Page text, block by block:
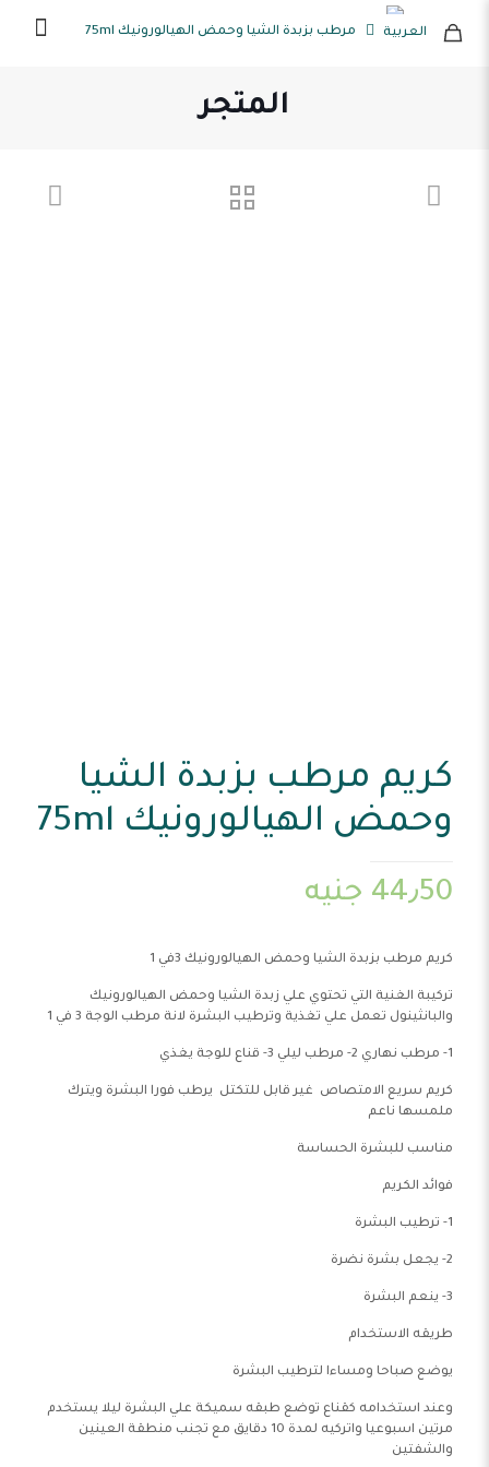
العربية
المتجر
كريم مرطب بزبدة الشيا
وحمض الهيالورونيك 75ml
44٫50 جنيه
كريم مرطب بزبدة الشيا وحمض الهيالورونيك 3في 1
تركيبة الغنية التي تحتوي علي زبدة الشيا وحمض الهيالورونيك
والبانثينول تعمل علي تغذية وترطيب البشرة لانة مرطب الوجة 3 في 1
1- مرطب نهاري 2- مرطب ليلي 3- قناع للوجة يغذي
كريم سريع الامتصاص غير قابل للتكتل يرطب فورا البشرة ويترك
ملمسها ناعم
مناسب للبشرة الحساسة
فوائد الكريم
1- ترطيب البشرة
2- يجعل بشرة نضرة
3- ينعم البشرة
طريقه الاستخدام
يوضع صباحا ومساءا لترطيب البشرة
وعند استخدامه كقناع توضع طبقه سميكة علي البشرة ليلا يستخدم
مرتين اسبوعيا واتركيه لمدة 10 دقايق مع تجنب منطقة العينين
والشفتين